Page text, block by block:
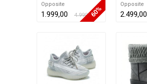
Opposite
1.999,00 4.999,0060%
Opposite
2.499,00